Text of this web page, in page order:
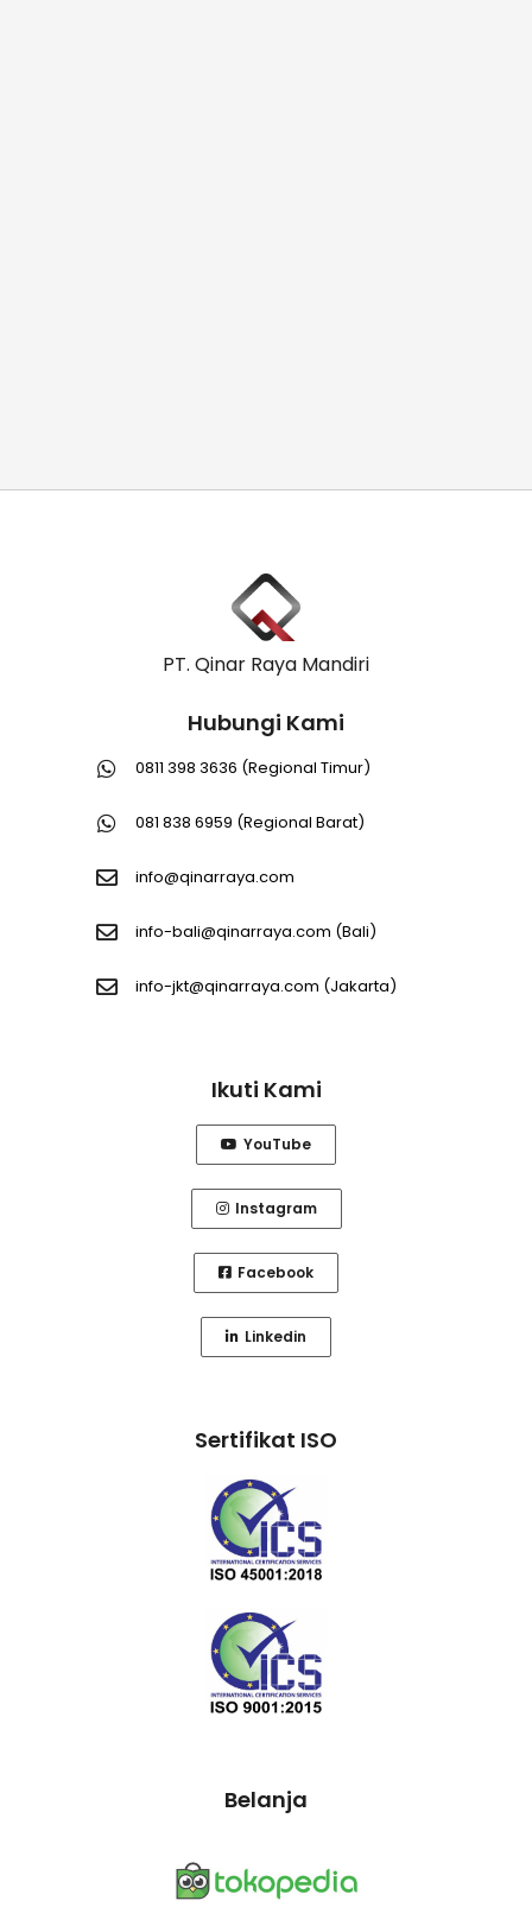
PT. Qinar Raya Mandiri
Hubungi Kami
0811 398 3636 (Regional Timur)
081 838 6959 (Regional Barat)
info@qinarraya.com
info-bali@qinarraya.com (Bali)
info-jkt@qinarraya.com (Jakarta)
Ikuti Kami
YouTube
Instagram
Facebook
Linkedin
Sertifikat ISO
Belanja